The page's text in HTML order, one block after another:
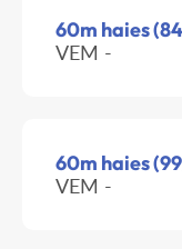
60m haies
VEM -
60m haies
VEM -